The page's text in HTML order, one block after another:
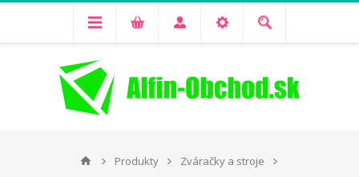
Produkty
Zváračky a stroje